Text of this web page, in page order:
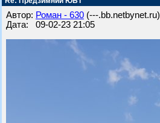
Автор: Роман - 630 (---.bb.netbynet.ru)
Дата: 09-02-23 21:05